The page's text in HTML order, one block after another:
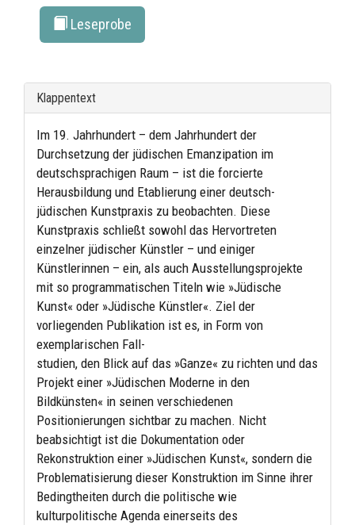
Leseprobe
Klappentext
Im 19. Jahrhundert – dem Jahrhundert der
Durchsetzung der jüdischen Emanzipation im
deutschsprachigen Raum – ist die forcierte
Herausbildung und Etablierung einer deutsch-
jüdischen Kunstpraxis zu beobachten. Diese
Kunstpraxis schließt sowohl das Hervortreten
einzelner jüdischer Künstler – und einiger
Künstlerinnen – ein, als auch Ausstellungsprojekte
mit so programmatischen Titeln wie »Jüdische
Kunst« oder »Jüdische Künstler«. Ziel der
vorliegenden Publikation ist es, in Form von
exemplarischen Fall-
studien, den Blick auf das »Ganze« zu richten und das
Projekt einer »Jüdischen Moderne in den
Bildkünsten« in seinen verschiedenen
Positionierungen sichtbar zu machen. Nicht
beabsichtigt ist die Dokumentation oder
Rekonstruktion einer »Jüdischen Kunst«, sondern die
Problematisierung dieser Konstruktion im Sinne ihrer
Bedingtheiten durch die politische wie
kulturpolitische Agenda einerseits des